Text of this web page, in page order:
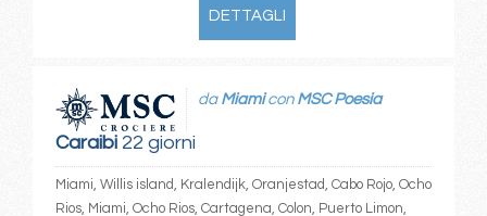
DETTAGLI
Caraibi22 giorni
da Miamicon MSC Poesia
Miami, Willis island, Kralendijk, Oranjestad, Cabo Rojo, Ocho
Rios, Miami, Ocho Rios, Cartagena, Colon, Puerto Limon,